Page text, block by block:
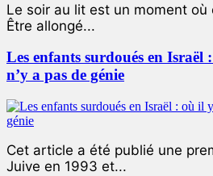
Le soir au lit est un moment où
Être allongé...
Les enfants surdoués en Israël
n’y a pas de génie
Cet article a été publié une
Juive en 1993 et...